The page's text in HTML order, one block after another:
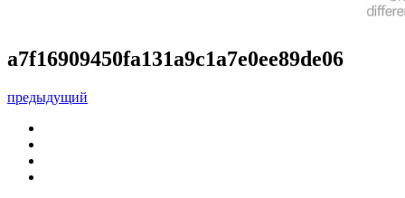
a7f16909450fa131a9c1a7e0ee89de06
предыдущий